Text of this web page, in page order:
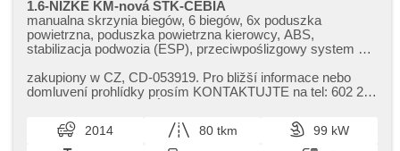
1.6-NÍZKÉ KM-nová STK-CEBIA
manualna skrzynia biegów, 6 biegów, 6x poduszka
powietrzna, poduszka powietrzna kierowcy, ABS,
stabilizacja podwozia (ESP), przeciwpoślizgowy system kół
tempomat, światła do jazdy dziennej, LED denní svícení,
felgi aluminiowe, spełnia EURO VI, komputer pokładowy,
parkovací kamera, czujnik reflektorów, regulowana
kierownica, kierownica wielofunkcyjna, podgrzewana
zakupiony w CZ,​ CD​-053919. Pro bližší informace nebo
domluvení prohlídky prosím KONTAKTUJTE na tel: 602 215
2014 80 tkm
99 kW